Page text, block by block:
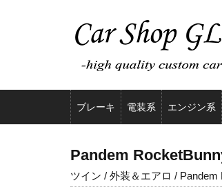
ブレーキ 電装系 エンジン系
Pandem
ツイン / 外装＆エアロ / Pandem